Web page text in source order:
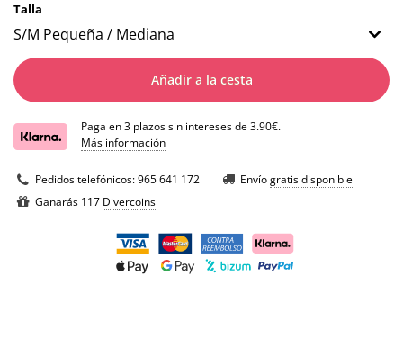
Talla
Añadir a la cesta
Paga en 3 plazos sin intereses de 3.90€.
Más información
Pedidos telefónicos:965 641 172 Envíogratis disponible
Ganarás 117 Divercoins